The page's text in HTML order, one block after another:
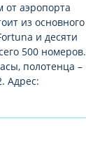
от аэропорта
из основного
и десяти
500 номеров.
полотенца –
Адрес: